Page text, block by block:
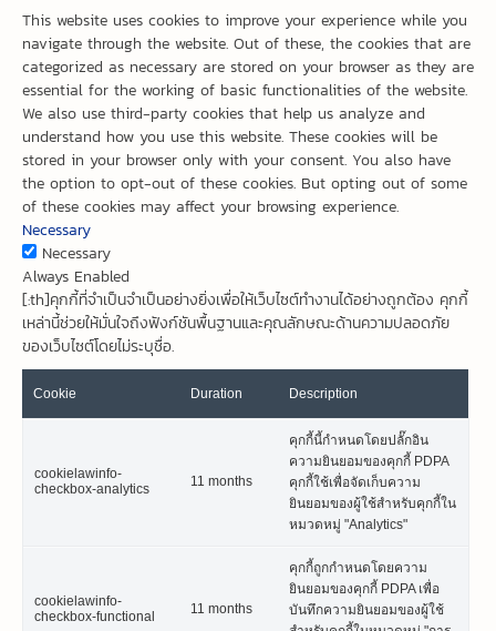
This website uses cookies to improve your experience while you
navigate through the website. Out of these, the cookies that are
categorized as necessary are stored on your browser as they are
essential for the working of basic functionalities of the website.
We also use third-party cookies that help us analyze and
understand how you use this website. These cookies will be
stored in your browser only with your consent. You also have
the option to opt-out of these cookies. But opting out of some
of these cookies may affect your browsing experience.
Necessary
Necessary
Always Enabled
[:th]คุกกี้ที่จำเป็นจำเป็นอย่างยิ่งเพื่อให้เว็บไซต์ทำงานได้อย่างถูกต้อง คุกกี้
เหล่านี้ช่วยให้มั่นใจถึงฟังก์ชันพื้นฐานและคุณลักษณะด้านความปลอดภัย
ของเว็บไซต์โดยไม่ระบุชื่อ.
Cookie Duration Description
cookielawinfo-
checkbox-analytics
11 months
คุกกี้นี้กำหนดโดยปลั๊กอิน
ความยินยอมของคุกกี้ PDPA
คุกกี้ใช้เพื่อจัดเก็บความ
ยินยอมของผู้ใช้สำหรับคุกกี้ใน
หมวดหมู่ "Analytics"
cookielawinfo-
checkbox-functional
11 months
คุกกี้ถูกกำหนดโดยความ
ยินยอมของคุกกี้ PDPA เพื่อ
บันทึกความยินยอมของผู้ใช้